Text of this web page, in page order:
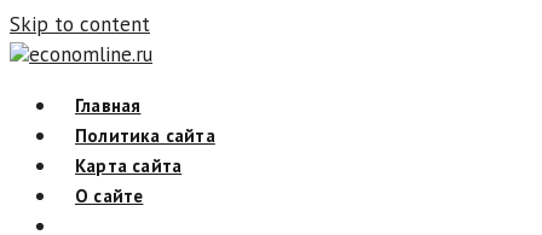
Skip to content
economline.ru
Главная
Политика сайта
Карта сайта
О сайте